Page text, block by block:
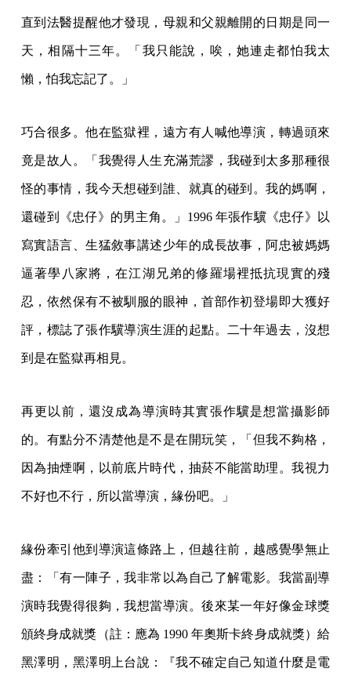
直到法醫提醒他才發現，母親和父親離開的日期是同一
天，相隔十三年。「我只能說，唉，她連走都怕我太
懶，怕我忘記了。」
巧合很多。他在監獄裡，遠方有人喊他導演，轉過頭來
竟是故人。「我覺得人生充滿荒謬，我碰到太多那種很
怪的事情，我今天想碰到誰、就真的碰到。我的媽啊，
還碰到《忠仔》的男主角。」1996 年張作驥《忠仔》以
寫實語言、生猛敘事講述少年的成長故事，阿忠被媽媽
逼著學八家將，在江湖兄弟的修羅場裡抵抗現實的殘
忍，依然保有不被馴服的眼神，首部作初登場即大獲好
評，標誌了張作驥導演生涯的起點。二十年過去，沒想
到是在監獄再相見。
再更以前，還沒成為導演時其實張作驥是想當攝影師
的。有點分不清楚他是不是在開玩笑，「但我不夠格，
因為抽煙啊，以前底片時代，抽菸不能當助理。我視力
不好也不行，所以當導演，緣份吧。」
緣份牽引他到導演這條路上，但越往前，越感覺學無止
盡：「有一陣子，我非常以為自己了解電影。我當副導
演時我覺得很夠，我想當導演。後來某一年好像金球獎
頒終身成就獎（註：應為 1990 年奧斯卡終身成就獎）給
黑澤明，黑澤明上台說：『我不確定自己知道什麼是電